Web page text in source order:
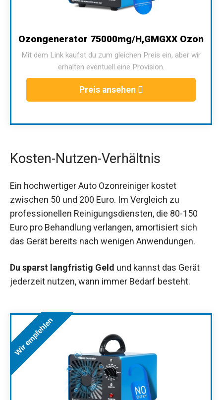
Ozongenerator 75000mg/H,GMGXX Ozon
Mit dem Link kaufst du zum gleichen Preis ein, aber wir
erhalten eventuell eine Provision.
Preis ansehen
Kosten-Nutzen-Verhältnis
Ein hochwertiger Auto Ozonreiniger kostet
zwischen 50 und 200 Euro. Im Vergleich zu
professionellen Reinigungsdiensten, die 80-150
Euro pro Behandlung verlangen, amortisiert sich
das Gerät bereits nach wenigen Anwendungen.
Du sparst langfristig Geld und kannst das Gerät
jederzeit nutzen, wann immer Bedarf besteht.
Wir empfehlen